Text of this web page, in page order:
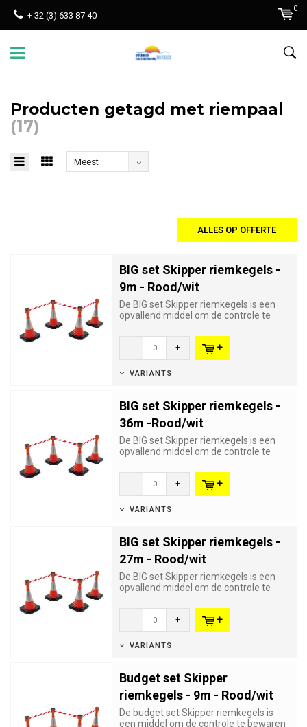
+ 32 (3) 633 87 40
0
Producten getagd met riempaal
(17)
Meest
ALLES OP OFFERTE
BIG set Skipper riemkegels -
9m - Rood/wit
De BIG set Skipper riemkegels is een
opvallend middel om de controle te
- +
VARIANTS
BIG set Skipper riemkegels -
36m -Rood/wit
De BIG set Skipper riemkegels is een
opvallend middel om de controle te
- +
VARIANTS
BIG set Skipper riemkegels -
27m - Rood/wit
De BIG set Skipper riemkegels is een
opvallend middel om de controle te
- +
VARIANTS
Budget set Skipper
riemkegels - 9m - Rood/wit
De budget set Skipper riemkegels is
een middel om de controle te bewaren